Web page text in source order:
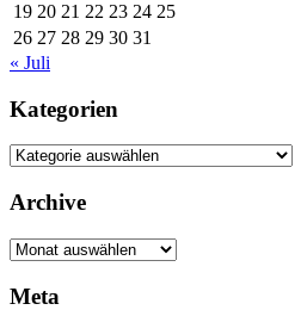
19 20 21 22 23 24 25
26 27 28 29 30 31
« Juli
Kategorien
Kategorien
Archive
Archive
Meta